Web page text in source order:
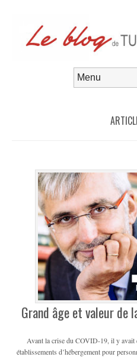
Grand âge et valeur de
Avant la crise du COVID-19, il y avait
établissements d’hébergement pour